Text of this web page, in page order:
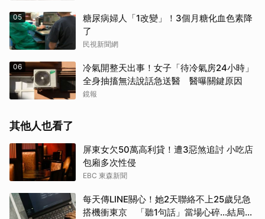
05
糖尿病婦人「1改變」！3個月糖化血色素降
了
民視新聞網
06
冷氣開整天出事！女子「待冷氣房24小時」
全身抽搐無法說話急送醫 醫曝關鍵原因
鏡報
其他人也看了
屏東女欠50萬高利貸！遭3惡煞追討 小吃店
包廂多次性侵
EBC 東森新聞
每天傳LINE關心！她2天聯絡不上25歲兒急
搭機衝東京 「聽1句話」當場心碎...結局看